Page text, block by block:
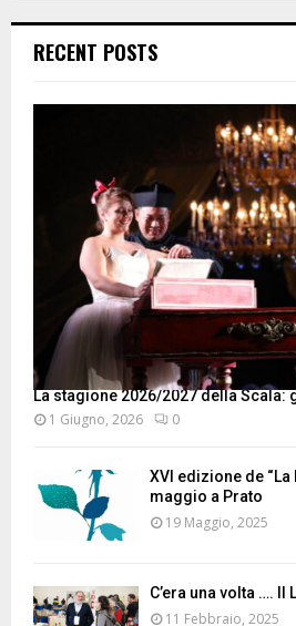
RECENT POSTS
La stagione 2026/2027 della
1 Giugno, 2026 0
XVI edizione de “La
maggio a Prato
19 Maggio, 2025
C’era una volta …. Il
11 Febbraio, 2025